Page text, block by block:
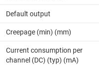
Default output
Creepage (min) (mm)
Current consumption per
channel (DC) (typ) (mA)